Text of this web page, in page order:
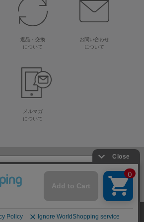
返品・交換
について
お問い合わせ
について
メルマガ
について
・毛糸・手芸材料の専門店
オカダヤ 会社概要 採用情報